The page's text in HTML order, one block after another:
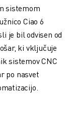
sistemom
Ciao 6
je bil odvisen od
ki vključuje
sistemov CNC
po nasvet